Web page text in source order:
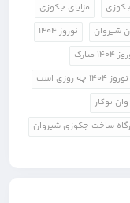
مزایای جکوزی
شیروان
نوروز 1404
مبارک
نوروز 1404 چه روزی است
وان توکار
ساخت جکوزی شیروان